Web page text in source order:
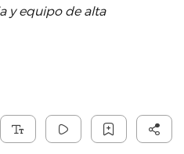
y equipo de alta